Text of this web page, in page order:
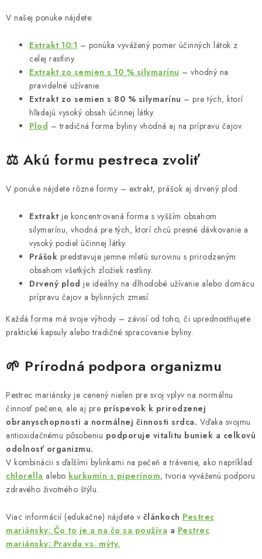
V našej ponuke nájdete:
Extrakt 10:1 – ponúka vyvážený pomer účinných látok z
celej rastliny.
Extrakt zo semien s 10 % silymarínu – vhodný na
pravidelné užívanie.
Extrakt zo semien s 80 % silymarínu – pre tých, ktorí
hľadajú vysoký obsah účinnej látky.
Plod – tradičná forma byliny vhodná aj na prípravu čajov.
⚖️ Akú formu pestreca zvoliť
V ponuke nájdete rôzne formy – extrakt, prášok aj drvený plod.
Extrakt je koncentrovaná forma s vyšším obsahom
silymarínu, vhodná pre tých, ktorí chcú presné dávkovanie a
vysoký podiel účinnej látky.
Prášok predstavuje jemne mletú surovinu s prirodzeným
obsahom všetkých zložiek rastliny.
Drvený plod je ideálny na dlhodobé užívanie alebo domácu
prípravu čajov a bylinných zmesí.
Každá forma má svoje výhody – závisí od toho, či uprednostňujete
praktické kapsuly alebo tradičné spracovanie byliny.
🌱 Prírodná podpora organizmu
Pestrec mariánsky je cenený nielen pre svoj vplyv na normálnu
činnosť pečene, ale aj pre príspevok k prirodzenej
obranyschopnosti a normálnej činnosti srdca. Vďaka svojmu
antioxidačnému pôsobeniu podporuje vitalitu buniek a celkovú
odolnosť organizmu.
V kombinácii s ďalšími bylinkami na pečeň a trávenie, ako napríklad
chlorella alebo kurkumín s piperínom, tvoria vyváženú podporu
zdravého životného štýlu.
Viac informácií (edukačne) nájdete v článkoch Pestrec
mariánsky: Čo to je a na čo sa používa a Pestrec
mariánsky: Pravda vs. mýty.